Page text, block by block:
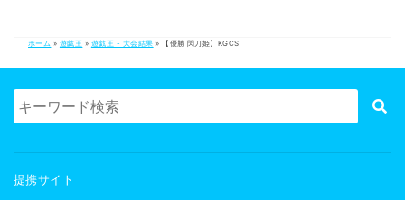
ホーム » 遊戯王 » 遊戯王 - 大会結果 » 【優勝 閃刀姫】KGCS
提携サイト